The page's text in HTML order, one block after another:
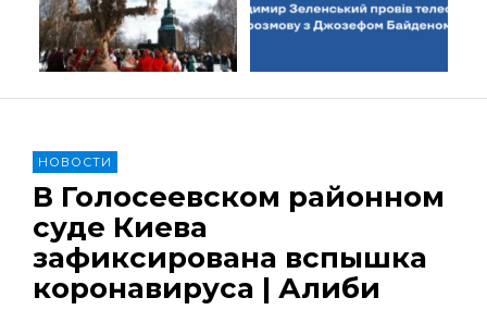
НОВОСТИ
В Голосеевском районном
суде Киева
зафиксирована вспышка
коронавируса | Алиби